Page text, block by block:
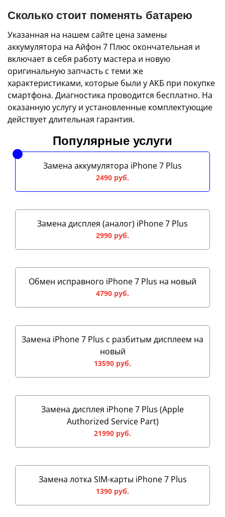
Сколько стоит поменять батарею
Указанная на нашем сайте цена замены
аккумулятора на Айфон 7 Плюс окончательная и
включает в себя работу мастера и новую
оригинальную запчасть с теми же
характеристиками, которые были у АКБ при покупке
смартфона. Диагностика проводится бесплатно. На
оказанную услугу и установленные комплектующие
действует длительная гарантия.
Популярные услуги
Замена аккумулятора iPhone 7 Plus
2490 руб.
Замена дисплея (аналог) iPhone 7 Plus
2990 руб.
Обмен исправного iPhone 7 Plus на новый
4790 руб.
Замена iPhone 7 Plus с разбитым дисплеем на
новый
13590 руб.
Замена дисплея iPhone 7 Plus (Apple
Authorized Service Part)
21990 руб.
Замена лотка SIM-карты iPhone 7 Plus
1390 руб.